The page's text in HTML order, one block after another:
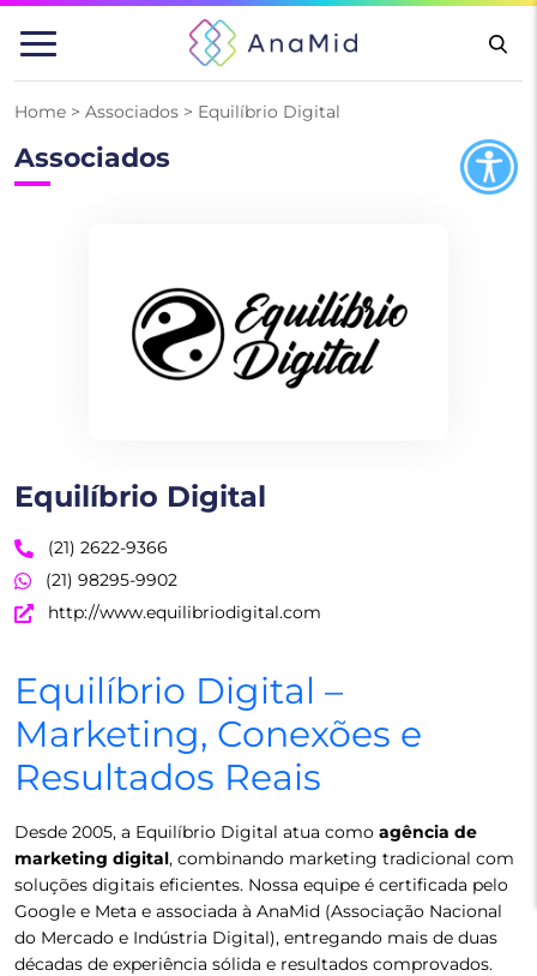
Pular
para
Home > Associados > Equilíbrio Digital
Associados
Equilíbrio Digital
(21) 2622-9366
(21) 98295-9902
http://www.equilibriodigital.com
Equilíbrio Digital –
Marketing, Conexões e
Resultados Reais
Desde 2005, a Equilíbrio Digital atua como agência de
marketing digital, combinando marketing tradicional com
soluções digitais eficientes. Nossa equipe é certificada pelo
Google e Meta e associada à AnaMid (Associação Nacional
do Mercado e Indústria Digital), entregando mais de duas
décadas de experiência sólida e resultados comprovados.